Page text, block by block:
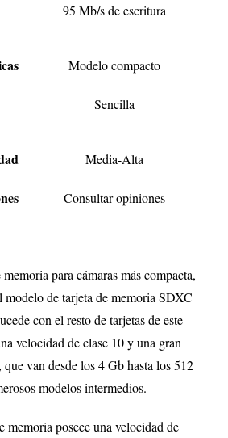
95 Mb/s de escritura
Modelo compacto
Sencilla
Media-Alta
Consultar opiniones
para cámaras más compacta,
modelo de tarjeta de memoria SDXC
con el resto de tarjetas de este
velocidad de clase 10 y una gran
van desde los 4 Gb hasta los 512
modelos intermedios.
memoria poseee una velocidad de